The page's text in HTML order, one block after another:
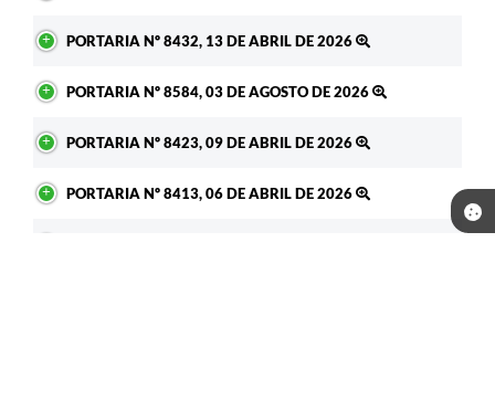
PORTARIA Nº 8432, 13 DE ABRIL DE 2026
PORTARIA Nº 8584, 03 DE AGOSTO DE 2026
PORTARIA Nº 8423, 09 DE ABRIL DE 2026
PORTARIA Nº 8413, 06 DE ABRIL DE 2026